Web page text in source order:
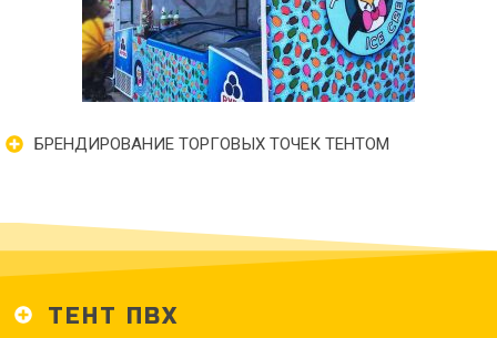
БРЕНДИРОВАНИЕ ТОРГОВЫХ ТОЧЕК ТЕНТОМ
ТЕНТ ПВХ